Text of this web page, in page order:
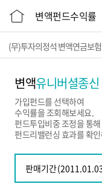
변액펀드수익률
(무)투자의정석 변액연금보험
변액유니버셜종신
가입펀드를 선택하여
수익률을 조회해보세요.
펀드투입비중 조정을 통해
펀드리밸런싱 효과를 확